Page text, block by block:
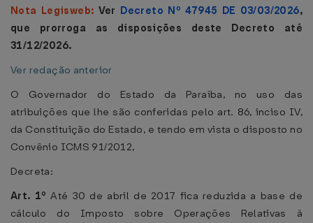
Nota Legisweb: Ver Decreto Nº 47945 DE 03/03/2026,
que prorroga as disposições deste Decreto até
31/12/2026.
Ver redação anterior
O Governador do Estado da Paraíba, no uso das
atribuições que lhe são conferidas pelo art. 86, inciso IV,
da Constituição do Estado, e tendo em vista o disposto no
Convênio ICMS 91/2012,
Decreta:
Art. 1º Até 30 de abril de 2017 fica reduzida a base de
cálculo do Imposto sobre Operações Relativas à